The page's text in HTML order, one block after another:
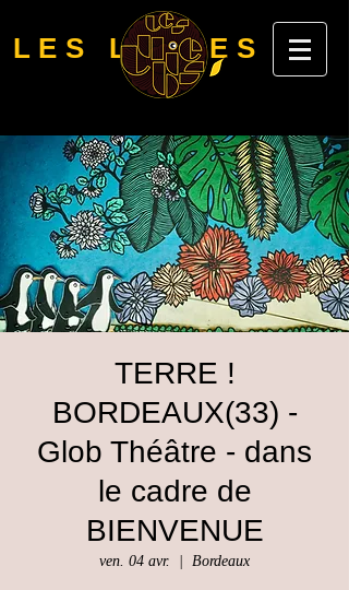
LES LUBIES
TERRE !
BORDEAUX(33) -
Glob Théâtre - dans
le cadre de
BIENVENUE
ven. 04 avr. Bordeaux